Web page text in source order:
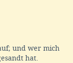
und wer mich
hat.